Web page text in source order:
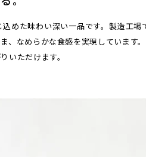
めた味わい深い一品です。製造工場
なめらかな食感を実現しています。
いただけます。